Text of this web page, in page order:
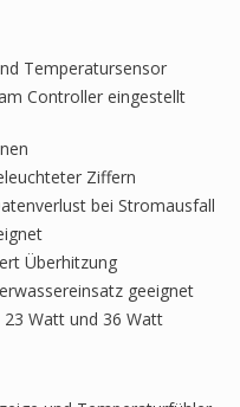
Temperatursensor
Controller eingestellt
Ziffern
bei Stromausfall
Überhitzung
geeignet
Watt und 36 Watt